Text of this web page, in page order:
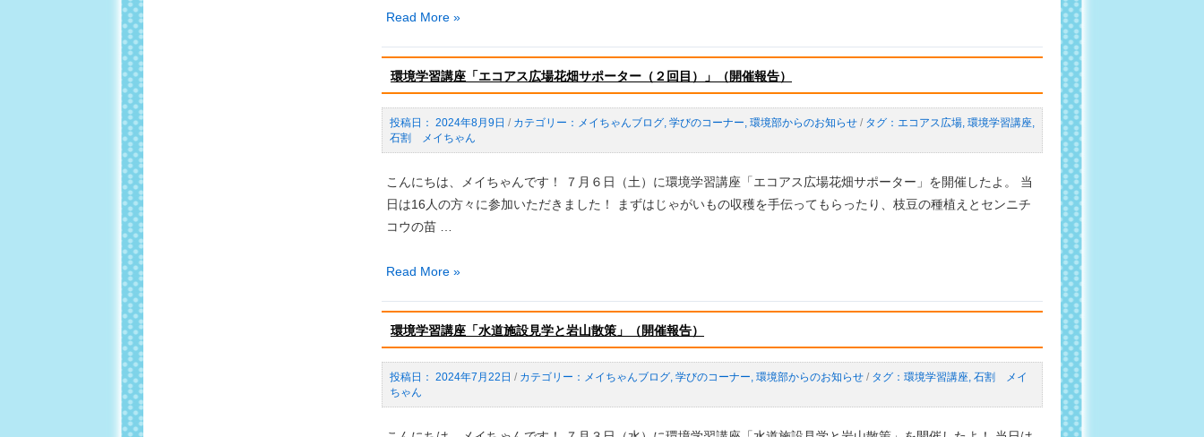
み
っ
け！」
（開
催
告）
環
学
習
講
座
eco
ッ
て
じ
ゃ
が
い
Read More »
環境学習講座「エコアス広場花畑サポーター（２回目）」（開催報告）
2024年8月9日 / メイちゃんブログ, 学びのコーナー, 環境部からのお知らせ / エコアス広場, 環境学習講座,
石割 メイちゃん
こんにちは、メイちゃんです！ ７月６日（土）に環境学習講座「エコアス広場花畑サポーター」を開催したよ。 当
日は16人の方々に参加いただきました！ まずはじゃがいもの収穫を手伝ってもらったり、枝豆の種植えとセンニチ
コウの苗 …
環
学
習
講
座
「エ
Read More »
環境学習講座「水道施設見学と岩山散策」（開催報告）
2024年7月22日 / メイちゃんブログ, 学びのコーナー, 環境部からのお知らせ / 環境学習講座, 石割 メイ
ちゃん